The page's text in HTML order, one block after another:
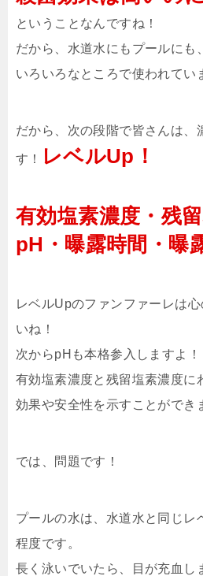
ということなんですね！
だから、水道水にもプールにも
いろいろなところで使われてい
だから、次の段階で皆さんは、
す！ レベルUp！
有効塩素濃度・残
pH・曝露時間・曝
レベルUpのファンファーレは
いね！
次からpHも本格参入しますよ！
有効塩素濃度と残留塩素濃度に
効果や安全性を示すことができ
では、問題です！
プールの水は、水道水と同じレ
程度です。
長く泳いでいたら、目が充血し